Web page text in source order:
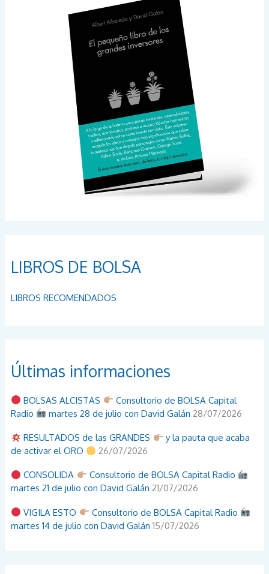
LIBROS DE BOLSA
LIBROS RECOMENDADOS
Últimas informaciones
BOLSAS ALCISTAS
Consultorio de BOLSA Capital
Radio
martes 28 de julio con David Galán 28/07/2026
RESULTADOS de las GRANDES
y la pauta que acaba
de activar el ORO
26/07/2026
CONSOLIDA
Consultorio de BOLSA Capital Radio
martes 21 de julio con David Galán 21/07/2026
VIGILA ESTO
Consultorio de BOLSA Capital Radio
martes 14 de julio con David Galán 15/07/2026